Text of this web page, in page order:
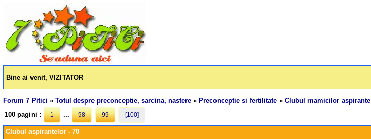
Bine ai venit, VIZITATOR
Forum 7 Pitici »Totul despre preconceptie, sarcina, nastere » Preconceptie si fertilitate »Clubul mamicilor aspirante
100 pagini :
1 ... 98 99 [100]
Clubul aspirantelor - 70